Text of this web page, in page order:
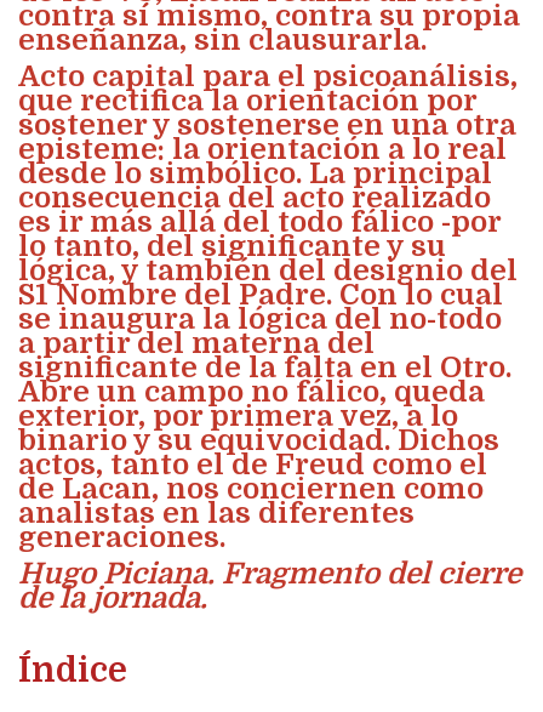
contra sí mismo, contra su propia
enseñanza, sin clausurarla.
Acto capital para el psicoanálisis,
que rectifica la orientación por
sostener y sostenerse en una otra
episteme: la orientación a lo real
desde lo simbólico. La principal
consecuencia del acto realizado
es ir más allá del todo fálico -por
lo tanto, del significante y su
lógica, y también del designio del
S1 Nombre del Padre. Con lo cual
se inaugura la lógica del no-todo
a partir del materna del
significante de la falta en el Otro.
Abre un campo no fálico, queda
exterior, por primera vez, a lo
binario y su equivocidad. Dichos
actos, tanto el de Freud como el
de Lacan, nos conciernen como
analistas en las diferentes
generaciones.
Hugo Piciana. Fragmento del cierre
de la jornada.
Índice